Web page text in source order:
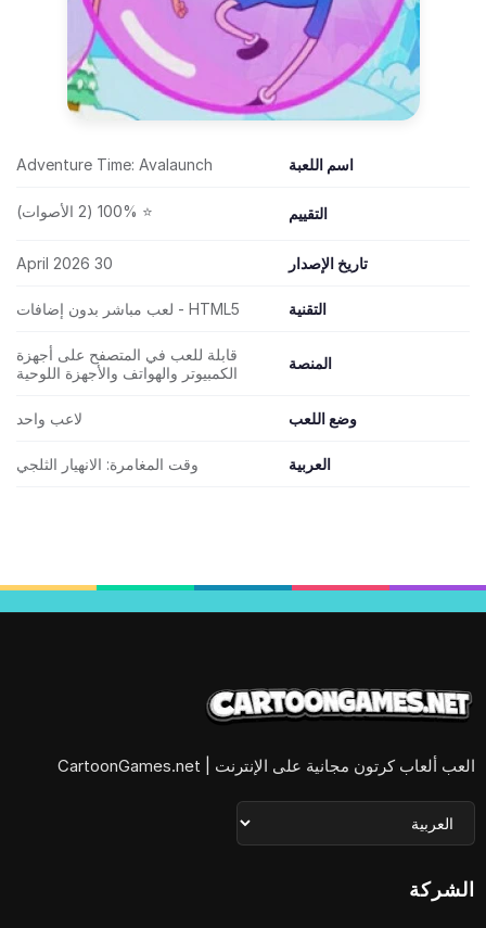
اسم اللعبة Adventure Time: Avalaunch
التقييم ⭐ 100% (2 الأصوات)
تاريخ الإصدار 30 April 2026
التقنية HTML5 - لعب مباشر بدون إضافات
المنصة
قابلة للعب في المتصفح على أجهزة
الكمبيوتر والهواتف والأجهزة اللوحية
وضع اللعب لاعب واحد
العربية وقت المغامرة: الانهيار الثلجي
العب ألعاب كرتون مجانية على الإنترنت | CartoonGames.net
الشركة